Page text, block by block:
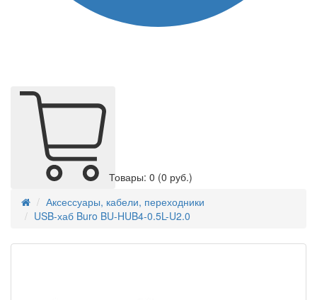
Товары: 0 (0 руб.)
Аксессуары, кабели, переходники
USB-хаб Buro BU-HUB4-0.5L-U2.0